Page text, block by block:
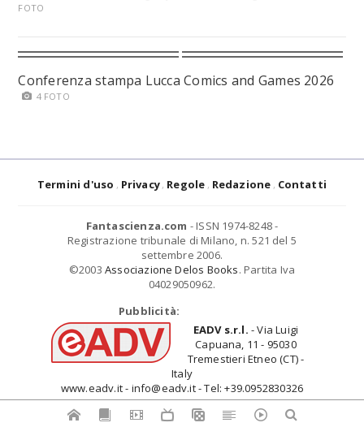
FOTO
Conferenza stampa Lucca Comics and Games 2026
4 FOTO
Termini d'uso Privacy Regole Redazione Contatti
Fantascienza.com - ISSN 1974-8248 -
Registrazione tribunale di Milano, n. 521 del 5
settembre 2006.
©2003 Associazione Delos Books. Partita Iva
04029050962.
Pubblicità:
EADV s.r.l. - Via Luigi
Capuana, 11 - 95030
Tremestieri Etneo (CT) -
Italy
www.eadv.it - info@eadv.it - Tel: +39.0952830326